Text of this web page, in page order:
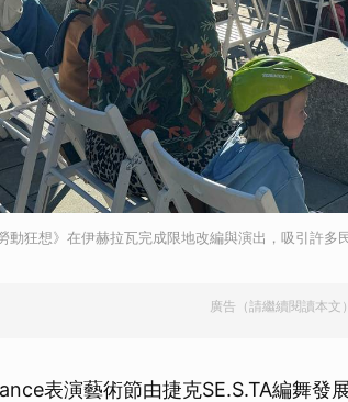
動狂想》在伊赫拉瓦完成限地改編與演出，吸引許多
廣告（請繼續閱讀本文）
表演藝術節由捷克SE.S.TA編舞